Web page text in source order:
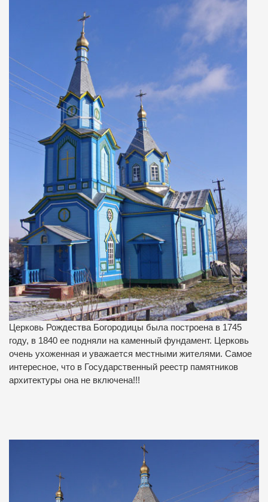
Церковь Рождества Богородицы была построена в 1745
году, в 1840 ее подняли на каменный фундамент. Церковь
очень ухоженная и уважается местными жителями. Самое
интересное, что в Государственный реестр памятников
архитектуры она не включена!!!